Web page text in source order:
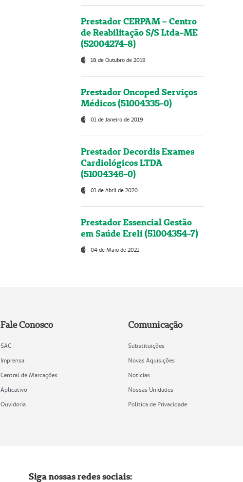
Prestador CERPAM – Centro
de Reabilitação S/S Ltda-ME
(52004274-8)
18 de Outubro de 2019
Prestador Oncoped Serviços
Médicos (51004335-0)
01 de Janeiro de 2019
Prestador Decordis Exames
Cardiológicos LTDA
(51004346-0)
01 de Abril de 2020
Prestador Essencial Gestão
em Saúde Ereli (51004354-7)
04 de Maio de 2021
Fale Conosco
SAC
Imprensa
Central de Marcações
Aplicativo
Ouvidoria
Comunicação
Substituições
Novas Aquisições
Notícias
Nossas Unidades
Política de Privacidade
Siga nossas redes sociais: